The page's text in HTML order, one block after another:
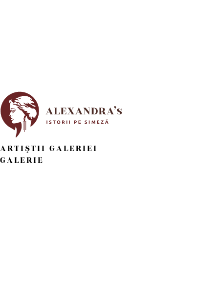
ARTIŞTII GALERIEI
GALERIE